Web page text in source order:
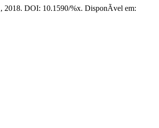
2018. DOI: 10.1590/%x. DisponÃ­vel em: